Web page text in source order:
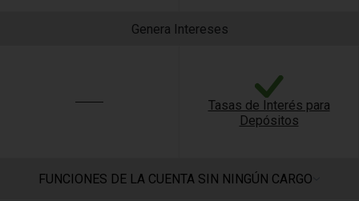
Genera Intereses
Tasas de Interés para
Depósitos
FUNCIONES DE LA CUENTA SIN NINGÚN CARGO